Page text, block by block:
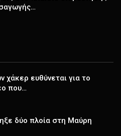
ευθύνεται για το
που…
δύο πλοία στη Μαύρη